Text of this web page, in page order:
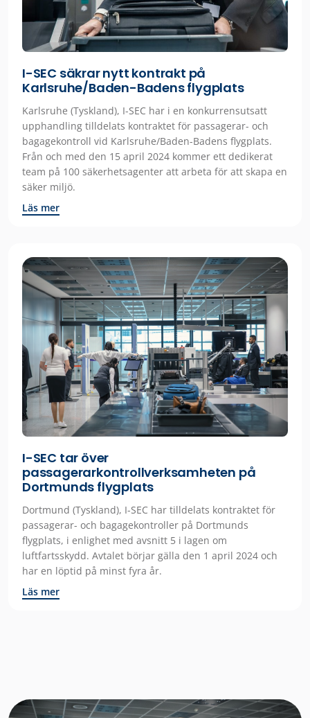
I-SEC säkrar nytt kontrakt på
Karlsruhe/Baden-Badens flygplats
Karlsruhe (Tyskland), I-SEC har i en konkurrensutsatt
upphandling tilldelats kontraktet för passagerar- och
bagagekontroll vid Karlsruhe/Baden-Badens flygplats.
Från och med den 15 april 2024 kommer ett dedikerat
team på 100 säkerhetsagenter att arbeta för att skapa en
säker miljö.
Läs mer
I-SEC tar över
passagerarkontrollverksamheten på
Dortmunds flygplats
Dortmund (Tyskland), I-SEC har tilldelats kontraktet för
passagerar- och bagagekontroller på Dortmunds
flygplats, i enlighet med avsnitt 5 i lagen om
luftfartsskydd. Avtalet börjar gälla den 1 april 2024 och
har en löptid på minst fyra år.
Läs mer